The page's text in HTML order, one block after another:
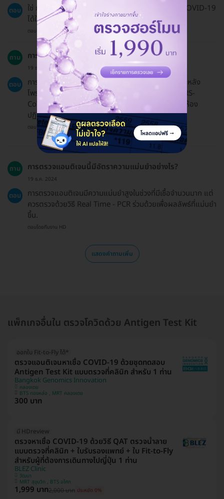
ตอบ
ใช่ การตรวจแอนติเจนสามารถตรวจหาความไวต่อเชื้อ COVID-19
ได้ในระยะที่เชื้อมีปริมาณมาก.
ตอบโดยทีมงาน HD
ถาม การตรวจแอนติเจน COVID-19 คืออะไร?
19 ธ.ค. 2024
ตอบ
การตรวจแอนติเจนคือการเก็บตัวอย่างบริเวณลำคอและหลัง
โพรงจมูกเพื่อหาส่วนประกอบของเชื้อ COVID-19 (SARS-
CoV-2) โดยใช้ชุดทดสอบที่ให้ผลเร็วและไม่ต้องตรวจในห้อง
ปฏิบัติการ.
ตอบโดยทีมงาน HD
ถาม การตรวจแอนติเจนนี้มีอัตราความแม่นยำอย่างไร?
19 ธ.ค. 2024
ตอบ
การตรวจแอนติเจนมีความแม่นยำสูงในช่วงที่มีเชื้อจำนวนมาก แต่
ควรตรวจด้วยวิธี Real Time - PCR ร่วมด้วยเพื่อผลลัพธ์ที่แม่นยำ
ขึ้น.
ตอบโดยทีมงาน HD
แสดงคำถามเพิ่ม
แพ็กเกจอื่นใน ตรวจโควิดด้วย Antigen Test Kit
ออกใบ Fit-to-Fly ได้*
ตรวจแอนติเจนหาเชื้อ COVID-19 ด้วยชุดทดสอบ
Antigen Test Kit แบบตรวจที่คลินิก สำหรับ 1 ท่าน
Bangkok Genomics Innovation
คลองเตย
BTS ทองหล่อ , MRT คลองเตย
300 บาท
มี HDreview
ตรวจหาเชื้อ COVID-19 ด้วยวิธี QAT ตรวจน้ำลาย
แบบตรวจที่คลินิก + ใบรับรองแพทย์ + ใบ Fit-to-Fly
สำหรับผู้ที่ต้องการเดินทางไปญี่ปุ่น 1 ท่าน
BLEZ Clinic
วัฒนา
MRT สุขุมวิท , BTS อโศก
1,999 บาท2,000 บาท ประหยัด 0%